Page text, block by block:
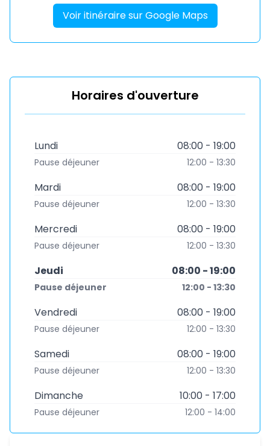
Voir itinéraire sur Google Maps
Horaires d'ouverture
Lundi 08:00 - 19:00
Pause déjeuner 12:00 - 13:30
Mardi 08:00 - 19:00
Pause déjeuner 12:00 - 13:30
Mercredi 08:00 - 19:00
Pause déjeuner 12:00 - 13:30
Jeudi 08:00 - 19:00
Pause déjeuner 12:00 - 13:30
Vendredi 08:00 - 19:00
Pause déjeuner 12:00 - 13:30
Samedi 08:00 - 19:00
Pause déjeuner 12:00 - 13:30
Dimanche 10:00 - 17:00
Pause déjeuner 12:00 - 14:00